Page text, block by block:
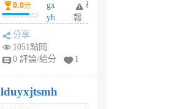
個
月
0.0分
gx
yh
jl
月
前
舉
報
分享
1051點閱
0 評論/給分
1
lduyxjtsmh